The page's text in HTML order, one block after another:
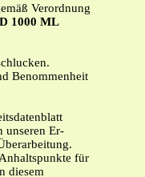
Verordnung
1000 ML
Benommenheit
unseren Er-
für
diesem